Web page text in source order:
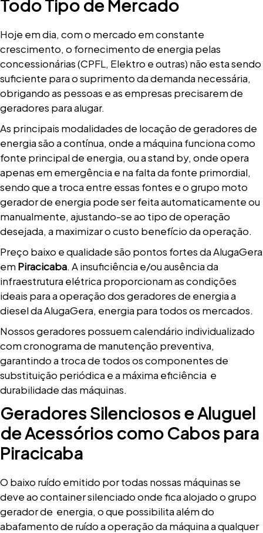
Todo Tipo de Mercado
Hoje em dia, com o mercado em constante
crescimento, o fornecimento de energia pelas
concessionárias (CPFL, Elektro e outras) não esta sendo
suficiente para o suprimento da demanda necessária,
obrigando as pessoas e as empresas precisarem de
geradores para alugar.
As principais modalidades de locação de geradores de
energia são a contínua, onde a máquina funciona como
fonte principal de energia, ou a stand by, onde opera
apenas em emergência e na falta da fonte primordial,
sendo que a troca entre essas fontes e o grupo moto
gerador de energia pode ser feita automaticamente ou
manualmente, ajustando-se ao tipo de operação
desejada, a maximizar o custo benefício da operação.
Preço baixo e qualidade são pontos fortes da AlugaGera
em Piracicaba. A insuficiência e/ou ausência da
infraestrutura elétrica proporcionam as condições
ideais para a operação dos geradores de energia a
diesel da AlugaGera, energia para todos os mercados.
Nossos geradores possuem calendário individualizado
com cronograma de manutenção preventiva,
garantindo a troca de todos os componentes de
substituição periódica e a máxima eficiência e
durabilidade das máquinas.
Geradores Silenciosos e Aluguel
de Acessórios como Cabos para
Piracicaba
O baixo ruído emitido por todas nossas máquinas se
deve ao container silenciado onde fica alojado o grupo
gerador de energia, o que possibilita além do
abafamento de ruído a operação da máquina a qualquer